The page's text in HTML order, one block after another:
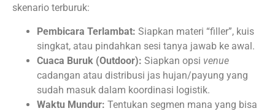
skenario terburuk:
Pembicara Terlambat: Siapkan materi “filler”, kuis
singkat, atau pindahkan sesi tanya jawab ke awal.
Cuaca Buruk (Outdoor): Siapkan opsi venue
cadangan atau distribusi jas hujan/payung yang
sudah masuk dalam koordinasi logistik.
Waktu Mundur: Tentukan segmen mana yang bisa